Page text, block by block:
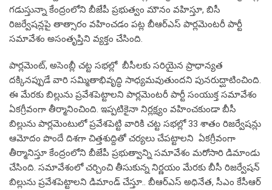
గడుస్తున్నా కేంద్రంలోని బీజేపీ ప్రభుత్వం మౌనం వహిస్తూ, బిసీ
రిజర్వేషన్లపై తాత్సారం వహించడం పట్ల బీఆర్ఎస్ పార్లమెంటరీ పార్టీ
సమావేశం అసంతృప్తిని వ్యక్తం చేసింది.
పార్లమెంట్, అసెంబ్లీ చట్ట సభల్లో బీసీలకు సరియైన ప్రాధాన్యత
దక్కినప్పుడే వారి సమ్మితాభివృద్ధి సాధ్యమవుతుందని పునరుద్ఘాటించింది.
ఈ మేరకు బిల్లును ప్రవేశపెట్టాలని పార్లమెంటరీ పార్టీ సంయుక్త సమావేశం
ఏకగ్రీవంగా తీర్మానించింది. ఇప్పటికైనా నిర్లక్ష్యం వహించకుండా బీసీ
బిల్లును పార్లమెంటులో ప్రవేశపెట్టి వారికి చట్ట సభల్లో 33 శాతం రిజర్వేషన్లు
ఆమోదం పొందే దిశగా చిత్తశుద్దితో చర్యలు చేపట్టాలని ఏకగ్రీవంగా
తీర్మానిస్తూ కేంద్రంలోని బీజేపీ ప్రభుత్వాన్ని సమావేశం మరోసారి డిమాండు
చేసింది. సమావేశంలో చర్చించి తీసుకున్న నిర్ణయం మేరకు బీసీ రిజర్వేషన్
బిల్లును ప్రవేశపెట్టాలని డిమాండ్ చేస్తూ.. బీఆర్ఎస్ అధినేత, సీఎం కేసీఆర్